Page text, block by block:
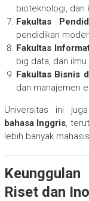
bioteknologi, dan
Fakultas
pendidikan
Fakultas
big data, dan
Fakultas Bisnis
dan manajemen
Universitas ini
bahasa Inggris,
lebih banyak
Riset dan